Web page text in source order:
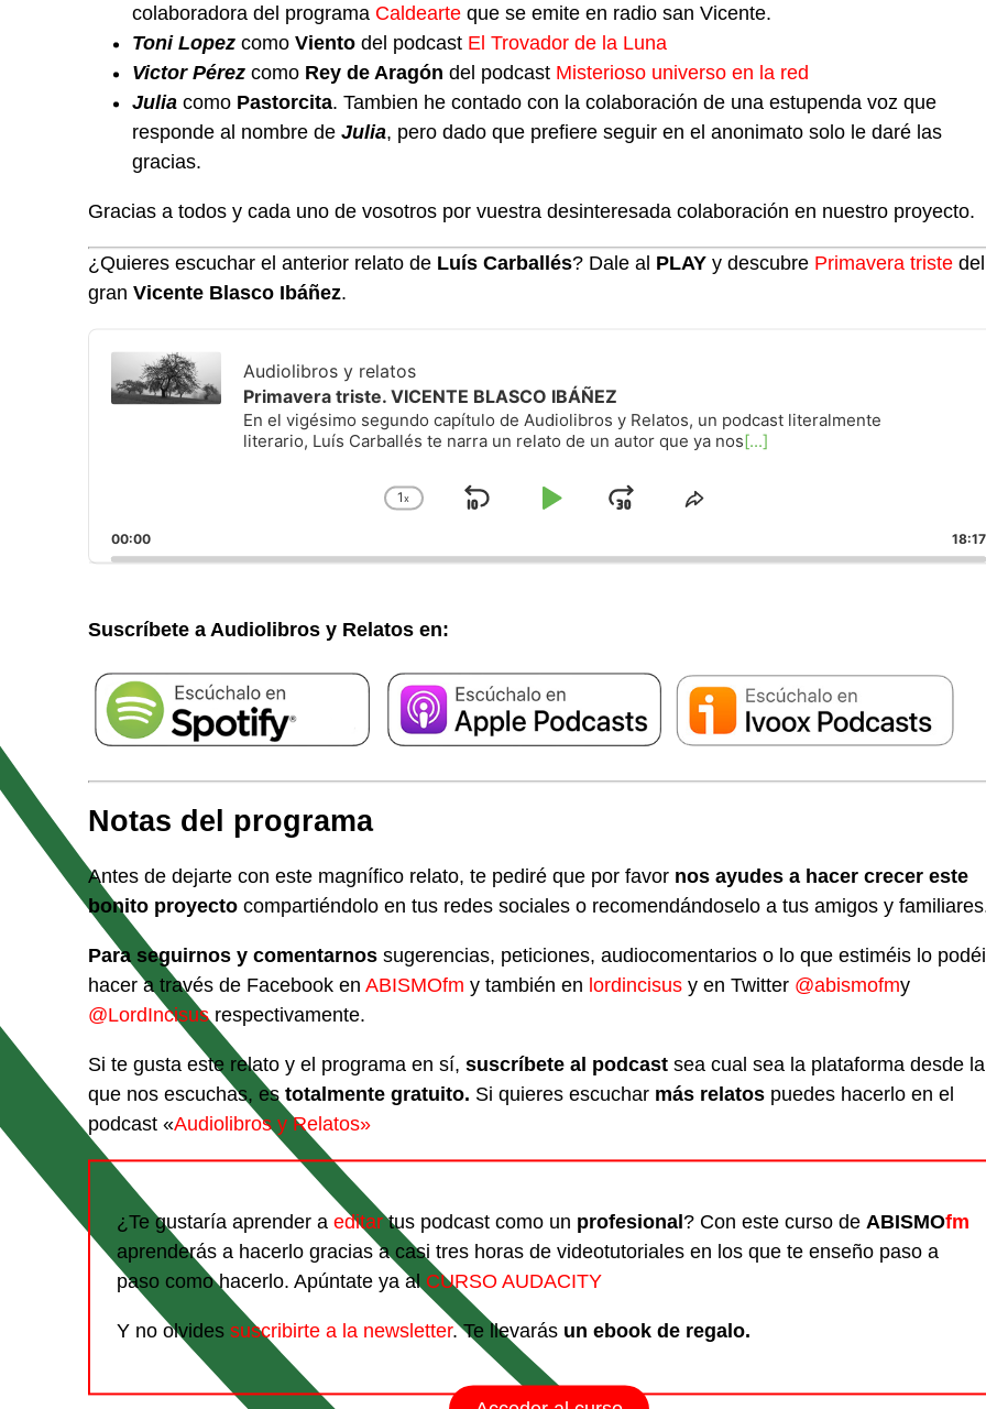
colaboradora del programa Caldearte que se emite en radio san Vicente.
Toni Lopez como Viento del podcast El Trovador de la Luna
Victor Pérez como Rey de Aragón del podcast Misterioso universo en la red
Julia como Pastorcita. Tambien he contado con la colaboración de una estupenda voz que
responde al nombre de Julia, pero dado que prefiere seguir en el anonimato solo le daré las
gracias.
Gracias a todos y cada uno de vosotros por vuestra desinteresada colaboración en nuestro proyecto.
¿Quieres escuchar el anterior relato de Luís Carballés? Dale al PLAY y descubre Primavera triste del
gran Vicente Blasco Ibáñez.
Audio
Audiolibros y relatos
Primavera triste. VICENTE BLASCO IBÁÑEZ
En el vigésimo segundo capítulo de Audiolibros y Relatos, un podcast literalmente
literario, Luís Carballés te narra un relato de un autor que ya nos[...]
Cambiar
velocidad
1x
Saltar
atrás
Reproducir
Pausar
AvanzarCompartir
episodio
00:00 18:17
Suscríbete a Audiolibros y Relatos en:
Notas del programa
Antes de dejarte con este magnífico relato, te pediré que por favor nos ayudes a hacer crecer este
bonito proyecto compartiéndolo en tus redes sociales o recomendándoselo a tus amigos y
Para seguirnos y comentarnos sugerencias, peticiones, audiocomentarios o lo que estiméis lo
hacer a través de Facebook en ABISMOfm y también en lordincisus y en Twitter @abismofmy
@LordIncisusrespectivamente.
Si te gusta este relato y el programa en sí, suscríbete al podcast sea cual sea la plataforma desde la
que nos escuchas, es totalmente gratuito. Si quieres escuchar más relatos puedes hacerlo en el
podcast «Audiolibros y Relatos»
¿Te gustaría aprender a editartus podcast como un profesional ? Con este curso de ABISMOfm
aprenderás a hacerlo gracias a casi tres horas de videotutoriales en los que te enseño paso a
paso como hacerlo. Apúntate ya al CURSO AUDACITY
Y no olvides suscribirte a la newsletter. Te llevarás un ebook de regalo.